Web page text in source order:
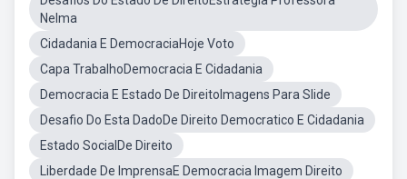
Nelma
Cidadania E DemocraciaHoje Voto
Capa TrabalhoDemocracia E Cidadania
Democracia E Estado De DireitoImagens Para Slide
Desafio Do Esta DadoDe Direito Democratico E Cidadania
Estado SocialDe Direito
Liberdade De ImprensaE Democracia Imagem Direito